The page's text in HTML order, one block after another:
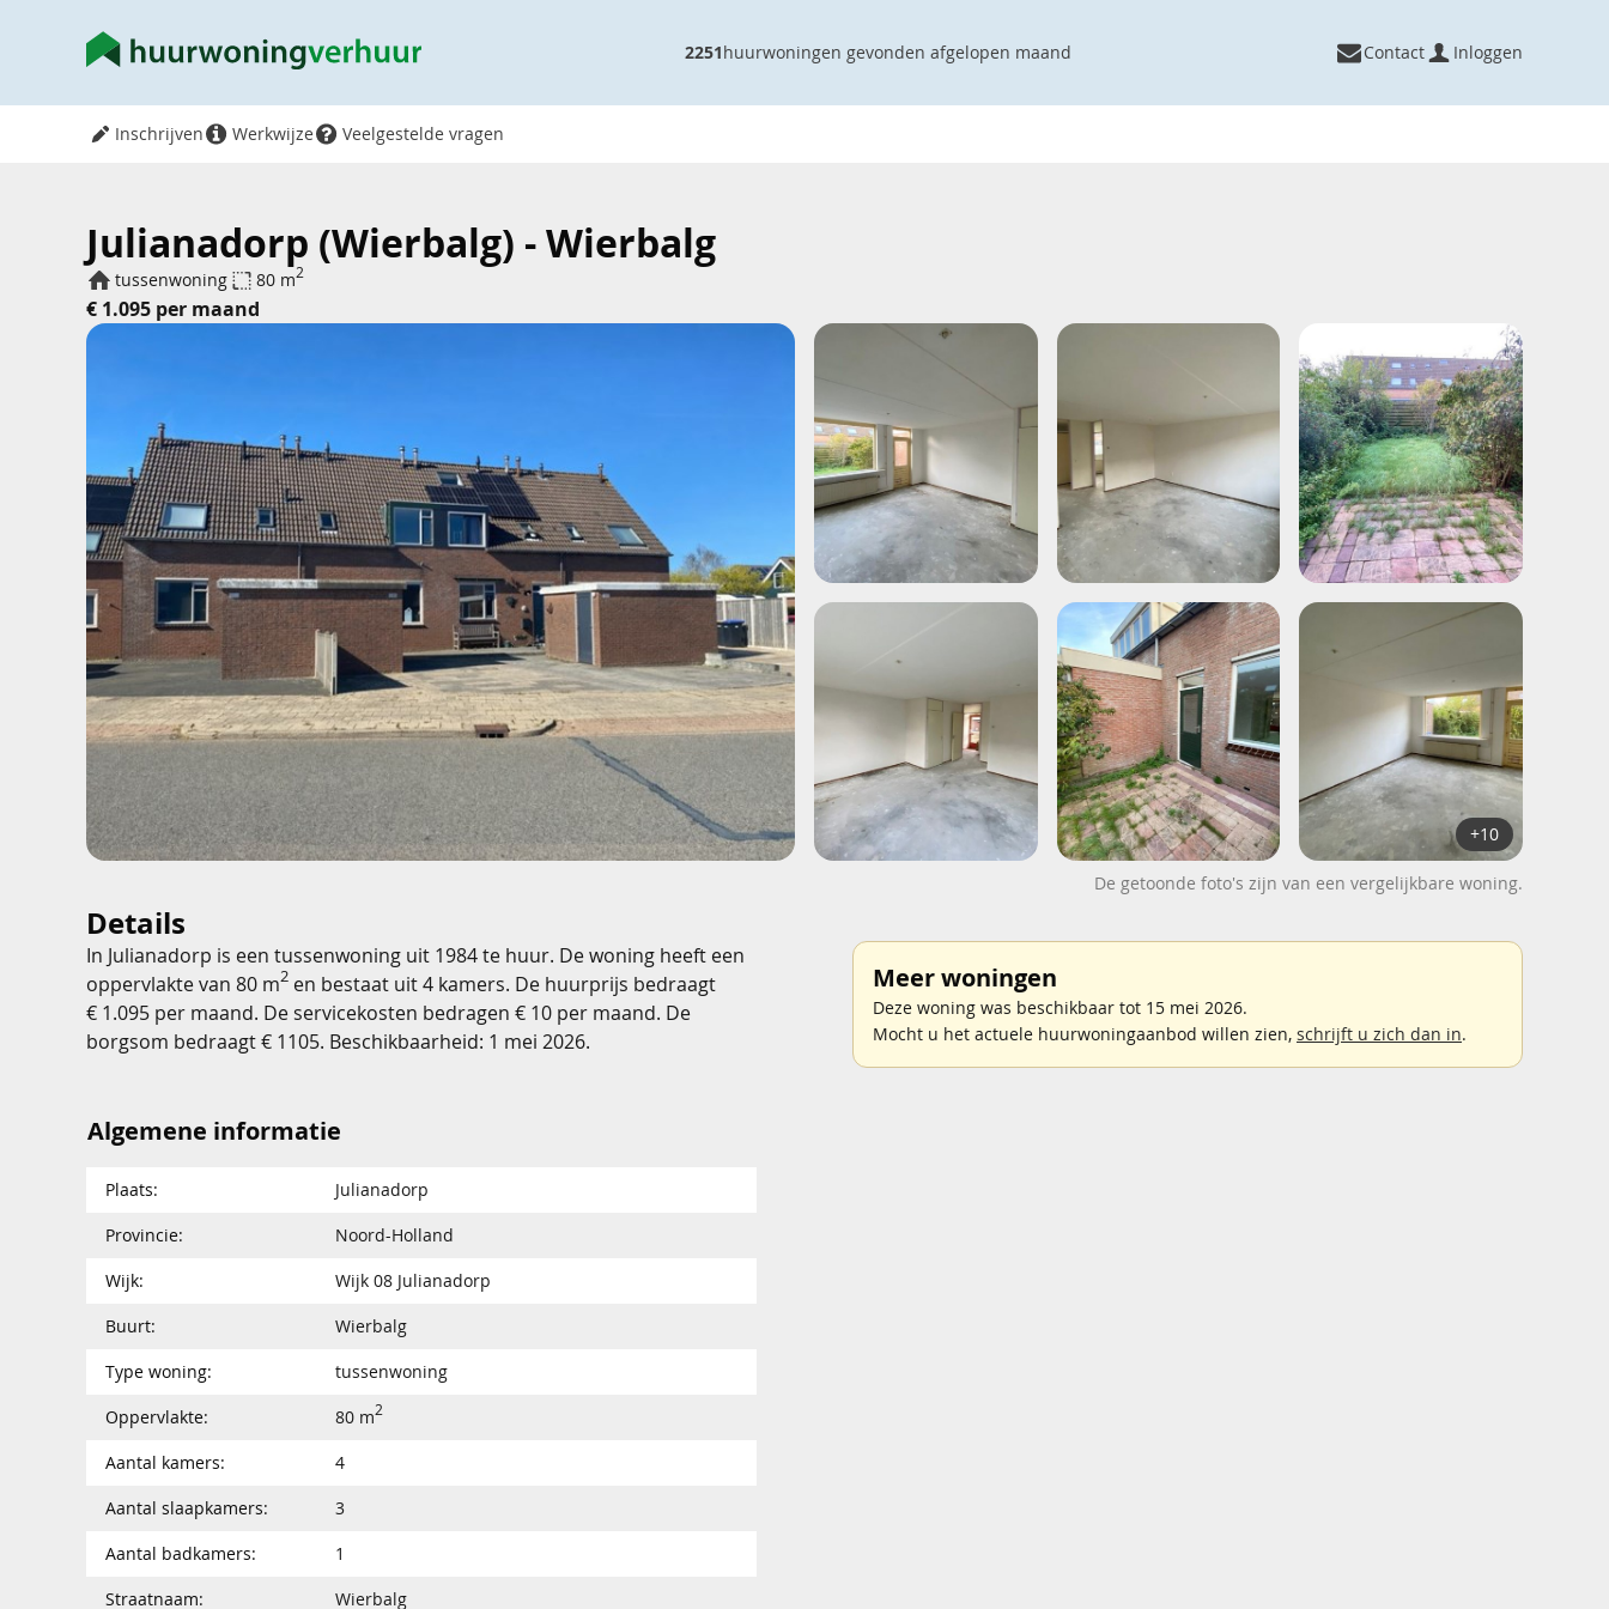
2251huurwoningen gevonden afgelopen maand Contact Inloggen
Inschrijven Werkwijze Veelgestelde vragen
Julianadorp (Wierbalg) - Wierbalg
tussenwoning 80 m2
€ 1.095 per maand
+10
De getoonde foto's zijn van een vergelijkbare woning.
Details
In Julianadorp is een tussenwoning uit 1984 te huur. De woning heeft een
oppervlakte van 80 m2 en bestaat uit 4 kamers. De huurprijs bedraagt
€ 1.095 per maand. De servicekosten bedragen € 10 per maand. De
borgsom bedraagt € 1105. Beschikbaarheid: 1 mei 2026.
Meer woningen
Deze woning was beschikbaar tot 15 mei 2026.
Mocht u het actuele huurwoningaanbod willen zien, schrijft u zich dan in.
Algemene informatie
Plaats:
Julianadorp
Provincie:
Noord-Holland
Wijk:
Wijk 08 Julianadorp
Buurt:
Wierbalg
Type woning:
tussenwoning
Oppervlakte:
80 m2
Aantal kamers:
4
Aantal slaapkamers:
3
Aantal badkamers:
1
Straatnaam:
Wierbalg